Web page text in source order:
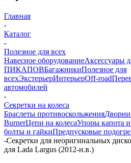
Главная
-
Каталог
-
Полезное для всех
Навесное оборудованиеАксессуары
ПИКАПОВБагажникиПолезное для
всехЭкстерьерИнтерьерOff-road
автомобилей
-
Секретки на колеса
Браслеты противоскольжения
BurnerЦепи на колесаУпоры капота
болты и гайкиПредпусковые
-Секретки для неоригинальных
для Lada Largus (2012-н.в.)